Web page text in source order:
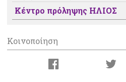
Κέντρο πρόληψης ΗΛΙΟΣ
Κοινοποίηση